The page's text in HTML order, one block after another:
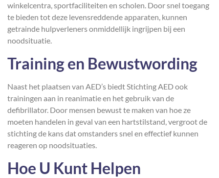
winkelcentra, sportfaciliteiten en scholen. Door snel toegang
te bieden tot deze levensreddende apparaten, kunnen
getrainde hulpverleners onmiddellijk ingrijpen bij een
noodsituatie.
Training en Bewustwording
Naast het plaatsen van AED’s biedt Stichting AED ook
trainingen aan in reanimatie en het gebruik van de
defibrillator. Door mensen bewust te maken van hoe ze
moeten handelen in geval van een hartstilstand, vergroot de
stichting de kans dat omstanders snel en effectief kunnen
reageren op noodsituaties.
Hoe U Kunt Helpen